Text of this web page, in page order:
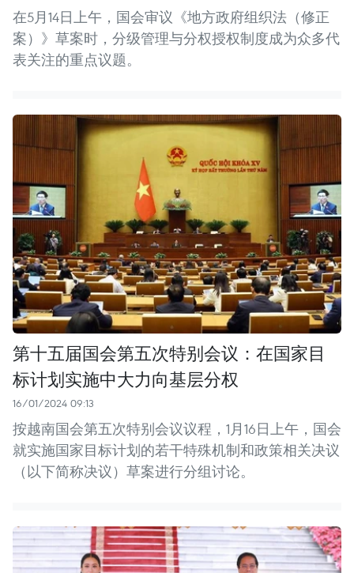
在5月14日上午，国会审议《地方政府组织法（修正
案）》草案时，分级管理与分权授权制度成为众多代
表关注的重点议题。
第十五届国会第五次特别会议：在国家目
标计划实施中大力向基层分权
16/01/2024 09:13
按越南国会第五次特别会议议程，1月16日上午，国会
就实施国家目标计划的若干特殊机制和政策相关决议
（以下简称决议）草案进行分组讨论。